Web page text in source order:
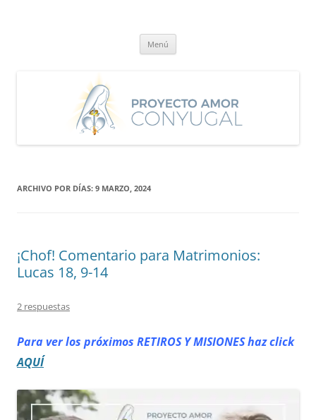
Menú
ARCHIVO POR DÍAS: 9 MARZO, 2024
¡Chof! Comentario para Matrimonios:
Lucas 18, 9-14
2 respuestas
Para ver los próximos RETIROSY MISIONES haz click
AQUÍ